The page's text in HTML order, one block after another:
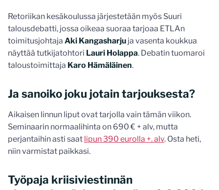
Retoriikan kesäkoulussa järjestetään myös Suuri
talousdebatti, jossa oikeaa suoraa tarjoaa ETLAn
toimitusjohtaja Aki Kangasharju ja vasenta koukkua
näyttää tutkijatohtori Lauri Holappa. Debatin tuomaroi
taloustoimittaja Karo Hämäläinen.
Ja sanoiko joku jotain tarjouksesta?
Aikaisen linnun liput ovat tarjolla vain tämän viikon.
Seminaarin normaalihinta on 690 € + alv, mutta
perjantaihin asti saat lipun 390 eurolla +. alv. Osta heti,
niin varmistat paikkasi.
Työpaja kriisiviestinnän